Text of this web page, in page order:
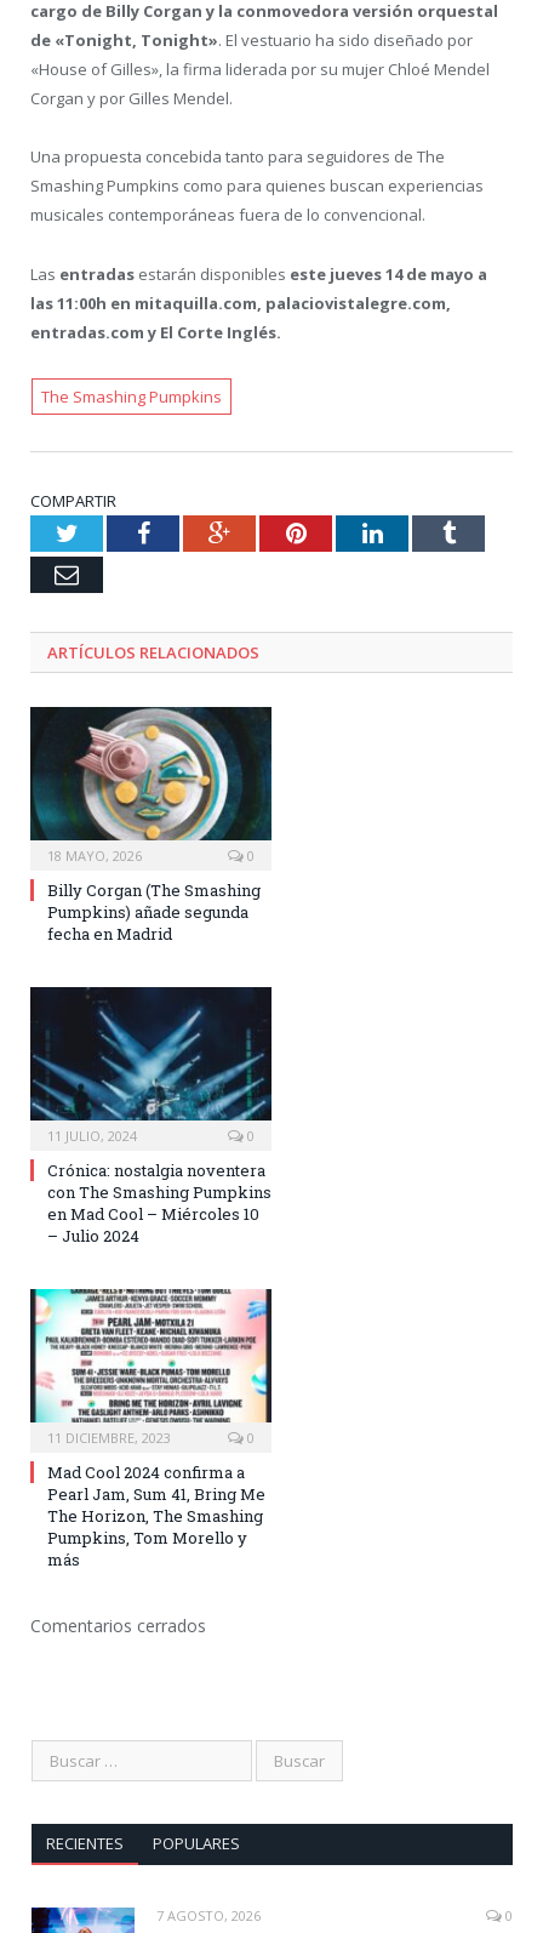
cargo de Billy Corgan y la conmovedora versión orquestal
de «Tonight, Tonight». El vestuario ha sido diseñado por
«House of Gilles», la firma liderada por su mujer Chloé Mendel
Corgan y por Gilles Mendel.
Una propuesta concebida tanto para seguidores de The
Smashing Pumpkins como para quienes buscan experiencias
musicales contemporáneas fuera de lo convencional.
Las entradas estarán disponibles este jueves 14 de mayo a
las 11:00h en mitaquilla.com, palaciovistalegre.com,
entradas.com y El Corte Inglés.
The Smashing Pumpkins
COMPARTIR
TwitterFacebookGoogle+PinterestLinkedInTumblr
Email
ARTÍCULOS RELACIONADOS
18 MAYO, 2026 0
Billy Corgan (The Smashing
Pumpkins) añade segunda
fecha en Madrid
11 JULIO, 2024 0
Crónica: nostalgia noventera
con The Smashing Pumpkins
en Mad Cool – Miércoles 10
– Julio 2024
11 DICIEMBRE, 2023 0
Mad Cool 2024 confirma a
Pearl Jam, Sum 41, Bring Me
The Horizon, The Smashing
Pumpkins, Tom Morello y
más
Comentarios cerrados
RECIENTES POPULARES
7 AGOSTO, 2026 0